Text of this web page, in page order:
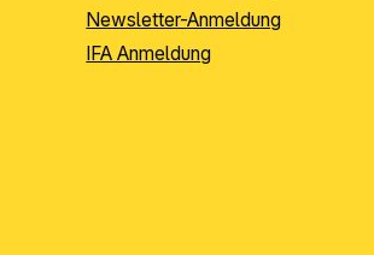
Newsletter-Anmeldung
IFA Anmeldung